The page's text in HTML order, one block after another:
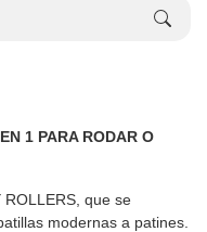
1 PARA RODAR O
ROLLERS , que se
modernas a patines.